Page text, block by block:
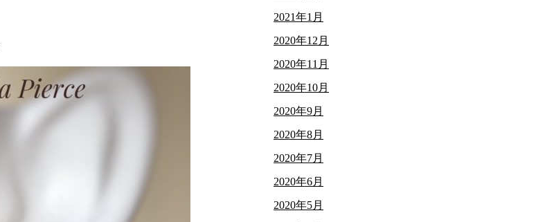
2021年1月
2020年12月
2020年11月
2020年10月
2020年9月
2020年8月
2020年7月
2020年6月
2020年5月